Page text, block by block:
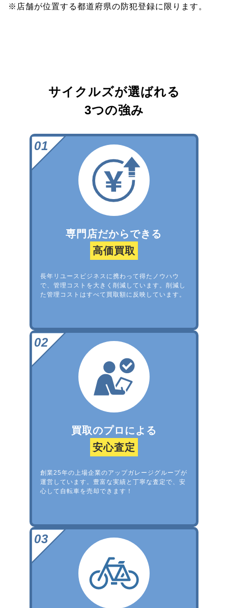
※店舗が位置する都道府県の防犯登録に限ります。
サイクルズが選ばれる
3つの強み
専門店だからできる
高価買取
長年リユースビジネスに携わって得たノウハウ
で、管理コストを大きく削減しています。削減し
た管理コストはすべて買取額に反映しています。
買取のプロによる
安心査定
創業25年の上場企業のアップガレージグループが
運営しています。豊富な実績と丁寧な査定で、安
心して自転車を売却できます！